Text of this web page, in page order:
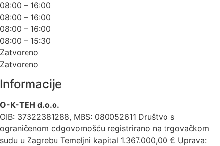
08:00 – 16:00
08:00 – 16:00
08:00 – 16:00
08:00 – 15:30
Zatvoreno
Zatvoreno
Informacije
O-K-TEH d.o.o.
OIB: 37322381288, MBS: 080052611 Društvo s
ograničenom odgovornošću registrirano na trgovačkom
sudu u Zagrebu Temeljni kapital 1.367.000,00 € Uprava: